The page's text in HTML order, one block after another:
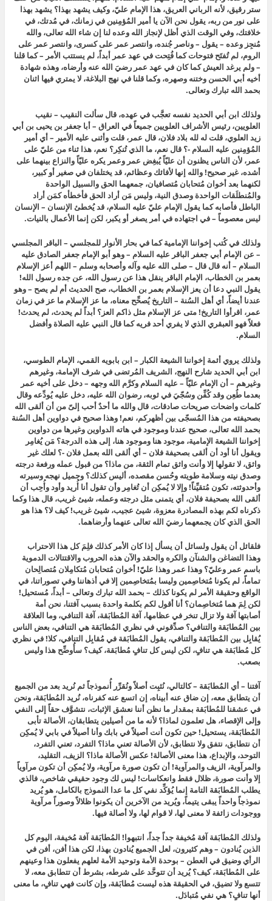
ستر رقيق، لأنه الرباني العريق، هذا الإمام عليّ، وكيف يشهد بهذا؟ يشهد بهذا
على نور من ربه، يقول نحن الآن يا أمير المُؤمِنين في زمانك، في مُدتك، في
خلافتك، وفي الوقت الذي أظل لإنجاز الله وعده لنا إن شاء الله تعالى، والله
مُنجِز وعده – يقول – وناصر جُنده، وانتصر عمر على كسرى، وانتصر عمر على
الروم، لم تُفتَح فتوحات كما فُتِحت في عهد عمر أبداً، لم يستتب الأمر – كما قلنا
– ولم يرغد العيش كما كان في عهد عمر رضيَ الله عنه وأرضاه، وهذه شهادة
أخيه أبي الحسن وختنه وصهره، وكما قلنا في نهج البلاغة، لا يمتري فيها اثنان
بحمد الله تبارك وتعالى.
ولذلك ابن أبي الحديد نفسه تعجَّب في عهده، قال سألت النقيب – نقيب
العلويين، رئيس الأشراف العلويين جميعاً في العراق – أبا جعفر بن يحيى بن أبي
زيد العلوي، قلت له لله بلاد فلان، قال عمر، قلت وأثنى عليه الأمير – أي أمير
المُؤمِنين عليه السلام -؟ قال نعم، ما الذي تُنكِر؟ نعم، هذا ثناء من عليّ على
عمر، لأن الناس يظنون أن عليّاً يُبغِض عمر وعمر يكره عليّاً والنزاع بينهما على
أشده، غير صحيح! والله إنها لأفائك وعظائم، قد يختلفان في صغير أو كبير،
لكنهما بعد أخوان مُتحابان مُتصافيان، جمعهما الحق والسبيل الواحدة
والمُنطلَقات الواحدة وصدق النية، وليس مَن أراد الحق فأخطأه كمَن أراد
الباطل فأصابهكما يقول الإمام عليّ عليه السلام، قد يُخطئ الإنسان – الإنسان
ليس معصوماً – في اجتهاده في أمر يصغر أو يكبر، لكن إنما الأعمال بالنيات.
ولذلك في كُتب إخواننا الإمامية كما في بحار الأنوار للمجلسي – الباقر المجلسي
– عن الإمام أبي جعفر الباقر عليه السلام – وهو أبو الإمام جعفر الصادق عليه
السلام – أنه قال قال – صلى الله عليه وآله وأصحابه وسلم – اللهم أعز الإسلام
بعمر بن الخطاب، الإمام الباقر ينقل هذا عن رسول الله، عن جده رسول الله!
يقول النبي دعا أن يعز الإسلام بعمر بن الخطاب، صح الحديث أم لم يصح – وهو
عندنا أيضاً، أي أهل السُنة – التاريخ يُصحِّح معناه، ما عز الإسلام ما عز في زمان
عمر، اقرأوا التاريخ! متى عز الإسلام مثل ذاكم العز؟ أبداً لم يحدث، لم يحدث!
فعلاً فهو العبقري الذي لا يفري أحد فريهكما قال النبي عليه الصلاة وأفضل
السلام.
ولذلك يروي أئمة إخواننا الشيعة الكبار – ابن بابويه القمي، الإمام الطوسي،
ابن أبي الحديد شارح النهج، الشريف المُرتضى في شرف الإمامة، وغيرهم
وغيرهم – أن الإمام عليّاً – عليه السلام وكرَّم الله وجهه – دخل على أخيه عمر
بعدما طُعِن وقد كُفِّن وسُجّيَ في ثوبه، رضوان الله عليه، دخل عليه يُودِّعه وقال
كلمات واضحات صريحات صادقات، قال والله ما أحدٌ أحب إلىّ من أن ألقى الله
بصحيفته من هذا المُسجّى بين أظهركم، نعم! وهذا صحيح في دواوين أهل السُنة
بحمد الله تعالى، صحيح عندنا وموجود في هاته الدواوين وغيرها من دواوين
إخواننا الشيعة الإمامية، موجود هنا وموجود هنا، إلى هذه الدرجة؟ مَن يُغامِر
ويقول أنا أود أن ألقى بصحيفة فلان – أي ألقى الله بعمل فلان -؟ لعلك غير
واثق، لا تقولها إلا وأنت واثق تمام الثقة، من ماذا؟ من قبول عمله ورفعة درجته
وصدق نيته وسلامة طويته وحُسن مقصده، أليس كذلك؟ وجميل نهجه وسيرته
وأحدوثته، تكون مُتقيِّناً! وإلا لا يُمكِن أن تُغامِر وأن تقول أنا أُريد وأود وأُحِب أن
ألقى الله بصحيفة فلان، أي يتمنى مثل درجته وعمله، شيئ غريب، قال هذا وكما
ذكرناه لكم بهذه المصادرة معزوة، شيئ عجيب، شيئ غريب! كيف لا؟ هذا هو
الحق الذي كان يجمعهما رضيَ الله تعالى عنهما وأرضاهما.
فلقائل أن يقول ولسائل أن يسأل إذا كان الأمر كذلك فلِمَ كل هذا الاحتراب
وهذا التضاغن والشنآن والكره والحقد والآن هذه الحروب والاقتتالات الدموية
باسم عمر وعليّ؟ وهذا عمر وهذا عليّ! أخوان مُتحابان مُتكامِلان مُتصالِحان
تماماً، لم يكونا مُتخاصِمين وليسا بمُتخاصِمين إلا في أذهاننا وفي تصوراتنا، في
الواقع وحقيقة الأمر لم يكونا كذلك – بحمد الله تبارك وتعالى – أبداً، مُستحيل!
لكن لِمَ هما مُتخاصِمان؟ أنا أقول لكم بكلمة واحدة بسبب آفتنا، نحن أمة
أصابتها آفة ولا تزال تنخر في عظامها، آفة المُطابَقة، آفة التنافي، وما العلاقة
بين المُطابَقة والتنافي؟ صدِّقوني في نظري المُطابَقة هي التنافي، بعض الناس
يُقابِل بين المُطابَقة والتنافي، يقول المُطابَقة في مُقابِل التنافي، كلا! في نظري
كل مُطابَقة هي تنافٍ، لكن ليس كل تنافٍ مُطابَقة، كيف؟ سأُوضِّح هذا وليس
بصعب.
آفتنا – أي المُطابَقة – كالتالي، نُثبِت أصلاً ونُقرِّر أُنموذجاً ثم نُريد بعد من الجميع
أن يتطابق معه، إن ضاق عنه أبيناه، إن اتسع عنه كفرناه، نُريد المُطابَقة، ونحن
في عشقنا للمُطابَقة بمقدار ما نظن أننا نعشق الإثبات، نتشوَّف حقاً إلى النفي
وإلى الإقصاء، هل تعلمون لماذا؟ لأنه ما من أصيلين يتطابقان، الأصالة تأبى
المُطابَقة، يستحيل! حين تكون أنت أصيلاً في بابك وأنا أصيلاً في بابي لا يُمكِن
أن نتطابق، نتفق ولا نتطابق، لأن الأصالة تعني ماذا؟ التفرد، تعني التفرد،
التوحد، والإبداع، هذا معنى الأصالة! عكس الأصالة ماذا؟ الزيف، التقليد،
والمرآوية، الزيف والمرآوية! أن تكون صورة مرآوية، ولا يُمكِن أن تكون مرآوياً
إلا وأنت صورة، ظلال فقط وانعكاسات! ليس لك وجود حقيقي شاخص، فالذي
يطلب المُطابَقة التامة إنما يُؤكِّد نفي كل ما عدا النموذج بالكامل، هو يُريد
نموذجاً واحداً يبقى يتيماً، ويُريد من الآخرين أن يكونوا ظلالاً وصوراً مرآوية
ووجودات زائفة لا معنى لها، لا قوام لها، ولا أصالة فيها.
ولذلك المُطابَقة آفة مُخيفة جداً جداً، انتبهوا! المُطابَقة آفة مُخيفة، اليوم كل
الذين يُنادون – وهم كثيرون، لعل الجميع يُنادون بهذا، لكن هذا أفن، أفن في
الرأي وضيق في العطن – بوحدة الأمة وتوحيد الأمة لعلهم يفعلون هذا وعينهم
على المُطابَقة، كيف؟ يُريد أن تتوحَّد على شرطه، بشرط أن تتطابق معه، لا
تتسع ولا تضيق، في الحقيقة هذه ليست مُطابَقة، وإن كانت فهي تنافٍ، ما معنى
أنها تنافٍ؟ هي نفي مُتبادَل.